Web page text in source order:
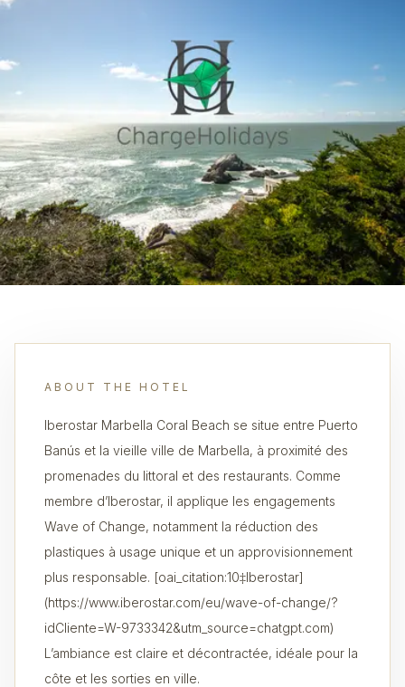
ABOUT THE HOTEL
Iberostar Marbella Coral Beach se situe entre Puerto
Banús et la vieille ville de Marbella, à proximité des
promenades du littoral et des restaurants. Comme
membre d’Iberostar, il applique les engagements
Wave of Change, notamment la réduction des
plastiques à usage unique et un approvisionnement
plus responsable. [oai_citation:10‡Iberostar]
(https://www.iberostar.com/eu/wave-of-change/?
idCliente=W-9733342&utm_source=chatgpt.com)
L’ambiance est claire et décontractée, idéale pour la
côte et les sorties en ville.